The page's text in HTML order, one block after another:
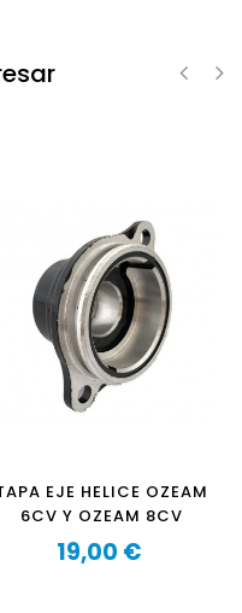
EJE HELICE OZEAM
6CV Y OZEAM 8CV
Precio
19,00 €